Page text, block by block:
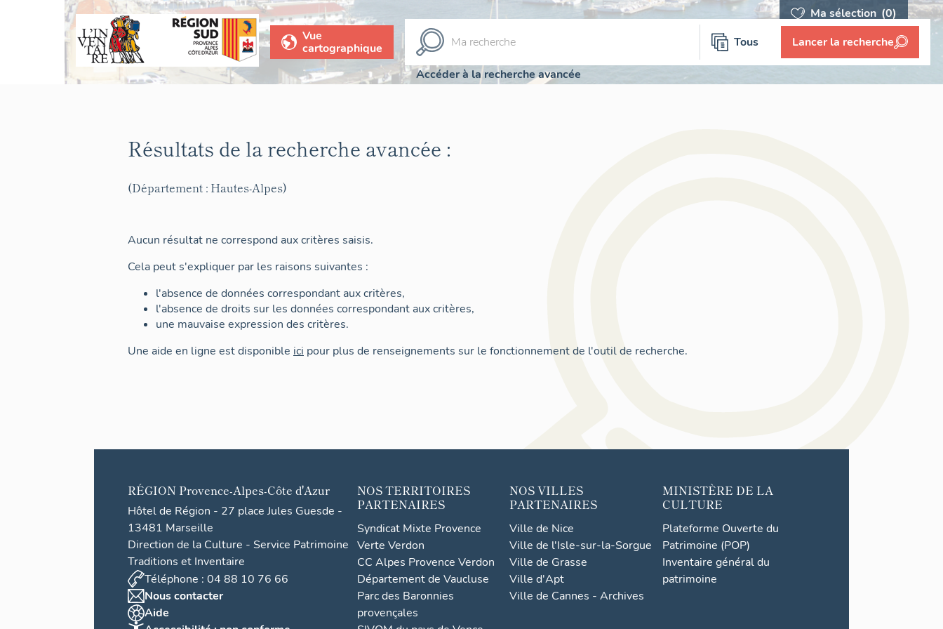
Ma sélection (0)
Vue
cartographique
Tous Lancer la recherche
Accéder à la recherche avancée
Résultats de la recherche avancée :
(Département : Hautes-Alpes)
Aucun résultat ne correspond aux critères saisis.
Cela peut s'expliquer par les raisons suivantes :
l'absence de données correspondant aux critères,
l'absence de droits sur les données correspondant aux critères,
une mauvaise expression des critères.
Une aide en ligne est disponible ici pour plus de renseignements sur le fonctionnement de l'outil de recherche.
RÉGION Provence-Alpes-Côte d'Azur
Hôtel de Région - 27 place Jules Guesde -
13481 Marseille
Direction de la Culture - Service Patrimoine
Traditions et Inventaire
Téléphone : 04 88 10 76 66
Nous contacter
Aide
NOS TERRITOIRES
PARTENAIRES
Syndicat Mixte Provence
Verte Verdon
CC Alpes Provence Verdon
Département de Vaucluse
Parc des Baronnies
provençales
NOS VILLES
PARTENAIRES
Ville de Nice
Ville de l'Isle-sur-la-Sorgue
Ville de Grasse
Ville d'Apt
Ville de Cannes - Archives
MINISTÈRE DE LA
CULTURE
Plateforme Ouverte du
Patrimoine (POP)
Inventaire général du
patrimoine